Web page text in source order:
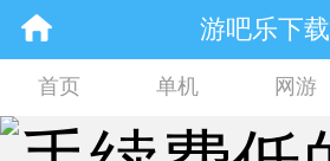
游吧乐下载
首页 单机 网游
资讯 合集